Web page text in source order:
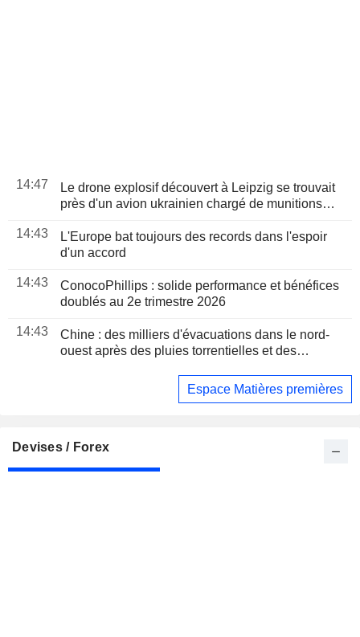
14:47
Le drone explosif découvert à Leipzig se trouvait
près d'un avion ukrainien chargé de munitions
14:43
L'Europe bat toujours des records dans l'espoir
d'un accord
14:43
ConocoPhillips : solide performance et bénéfices
doublés au 2e trimestre 2026
14:43
Chine : des milliers d'évacuations dans le nord-
ouest après des pluies torrentielles et des
Espace Matières premières
Devises / Forex